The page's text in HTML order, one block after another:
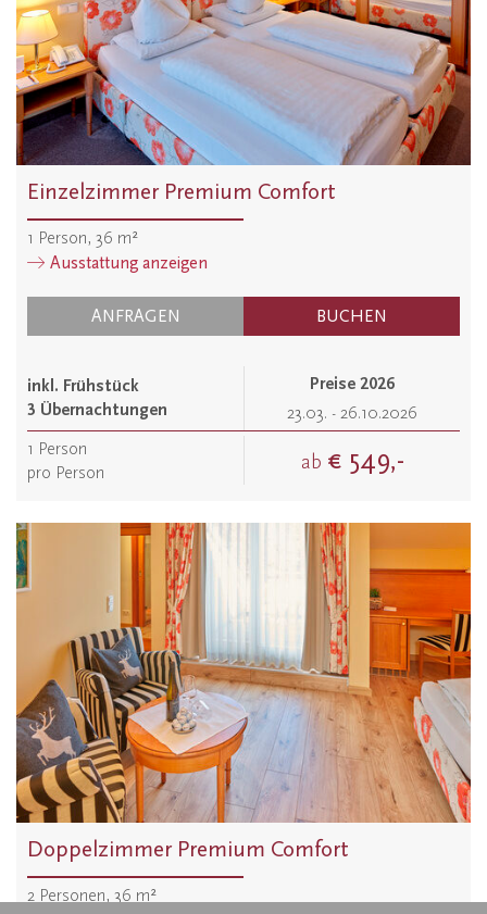
Einzelzimmer Premium Comfort
1 Person, 36 m²
Ausstattung anzeigen
ANFRAGEN BUCHEN
inkl. Frühstück
3 Übernachtungen
Preise 2026
23.03. - 26.10.2026
1 Person
pro Person
ab € 549,-
Doppelzimmer Premium Comfort
2 Personen, 36 m²